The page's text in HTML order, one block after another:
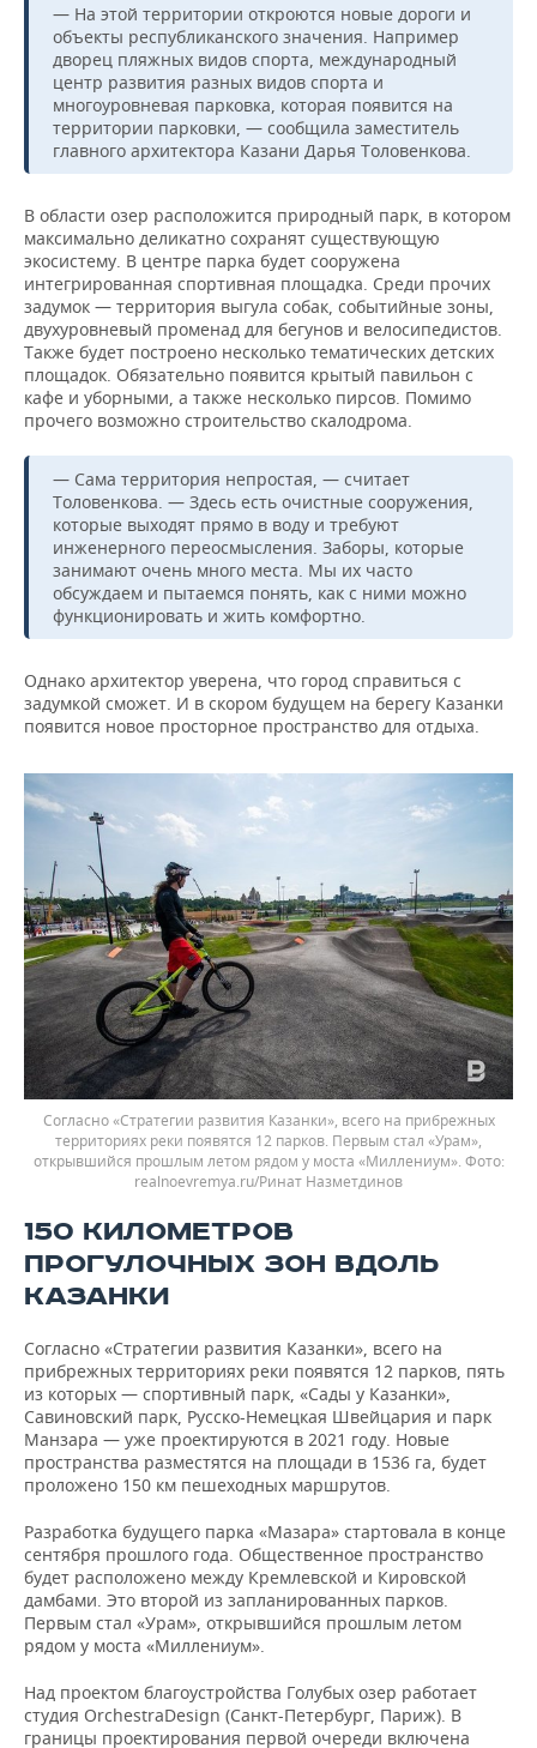
— На этой территории откроются новые дороги и
объекты республиканского значения. Например
дворец пляжных видов спорта, международный
центр развития разных видов спорта и
многоуровневая парковка, которая появится на
территории парковки, — сообщила заместитель
главного архитектора Казани Дарья Толовенкова.
В области озер расположится природный парк, в котором
максимально деликатно сохранят существующую
экосистему. В центре парка будет сооружена
интегрированная спортивная площадка. Среди прочих
задумок — территория выгула собак, событийные зоны,
двухуровневый променад для бегунов и велосипедистов.
Также будет построено несколько тематических детских
площадок. Обязательно появится крытый павильон с
кафе и уборными, а также несколько пирсов. Помимо
прочего возможно строительство скалодрома.
— Сама территория непростая, — считает
Толовенкова. — Здесь есть очистные сооружения,
которые выходят прямо в воду и требуют
инженерного переосмысления. Заборы, которые
занимают очень много места. Мы их часто
обсуждаем и пытаемся понять, как с ними можно
функционировать и жить комфортно.
Однако архитектор уверена, что город справиться с
задумкой сможет. И в скором будущем на берегу Казанки
появится новое просторное пространство для отдыха.
Согласно «Стратегии развития Казанки», всего на прибрежных
территориях реки появятся 12 парков. Первым стал «Урам»,
открывшийся прошлым летом рядом у моста «Миллениум».
realnoevremya.ru/Ринат Назметдинов
150 КИЛОМЕТРОВ
ПРОГУЛОЧНЫХ ЗОН ВДОЛЬ
КАЗАНКИ
Согласно «Стратегии развития Казанки», всего на
прибрежных территориях реки появятся 12 парков, пять
из которых — спортивный парк, «Сады у Казанки»,
Савиновский парк, Русско-Немецкая Швейцария и парк
Манзара — уже проектируются в 2021 году. Новые
пространства разместятся на площади в 1536 га, будет
проложено 150 км пешеходных маршрутов.
Разработка будущего парка «Мазара» стартовала в конце
сентября прошлого года. Общественное пространство
будет расположено между Кремлевской и Кировской
дамбами. Это второй из запланированных парков.
Первым стал «Урам», открывшийся прошлым летом
рядом у моста «Миллениум».
Над проектом благоустройства Голубых озер работает
студия OrchestraDesign (Санкт-Петербург, Париж). В
границы проектирования первой очереди включена